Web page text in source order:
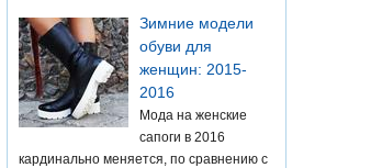
Зимние модели
обуви для
женщин: 2015-
2016
Мода на женские
сапоги в 2016
кардинально меняется, по сравнению с